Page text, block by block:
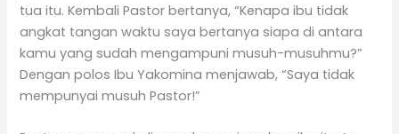
tua itu. Kembali Pastor bertanya, “Kenapa ibu tidak
angkat tangan waktu saya bertanya siapa di antara
kamu yang sudah mengampuni musuh-musuhmu?”
Dengan polos Ibu Yakomina menjawab, “Saya tidak
mempunyai musuh Pastor!”